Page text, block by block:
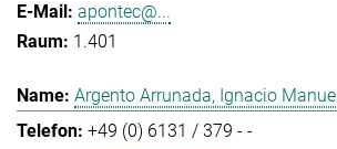
apontec@...
1.401
Argento Arrunada, Ignacio Manuel
+49 (0) 6131 / 379 - -